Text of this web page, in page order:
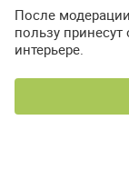
После
пользу
интерьере.